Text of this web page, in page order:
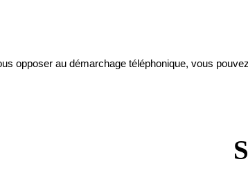
opposer au démarchage téléphonique, vous